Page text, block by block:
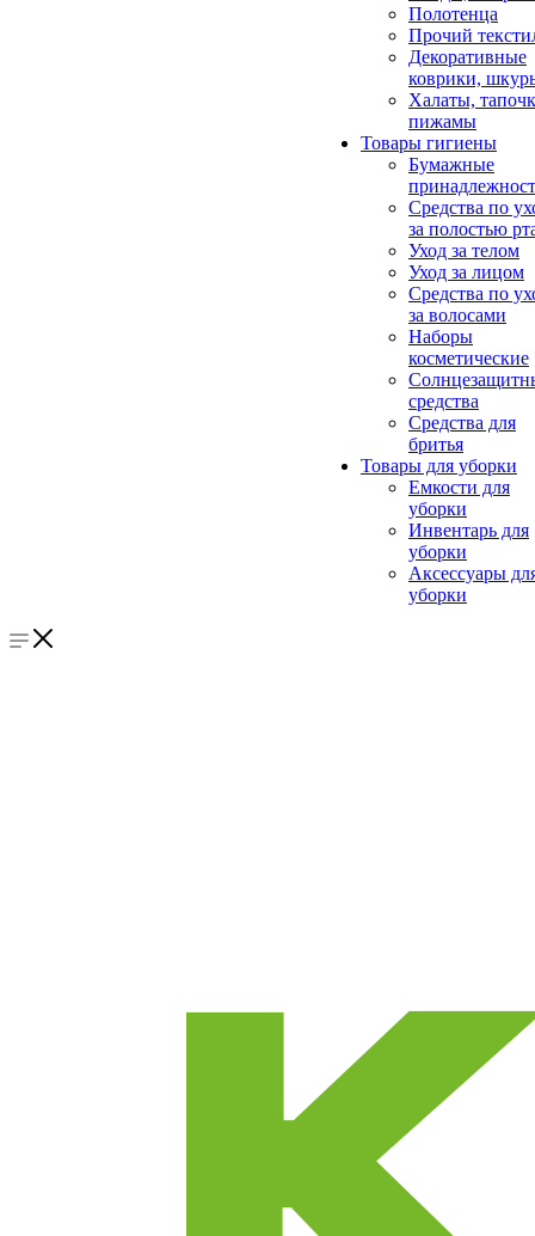
Полотенца
Прочий
Декоративные
коврики,
Халаты,
пижамы
Товары гигиены
Бумажные
Средства по
за полостью
Уход за телом
Уход за лицом
Средства по
за волосами
Наборы
косметические
средства
Средства для
бритья
Товары для уборки
Емкости для
уборки
Инвентарь для
уборки
Аксессуары
уборки